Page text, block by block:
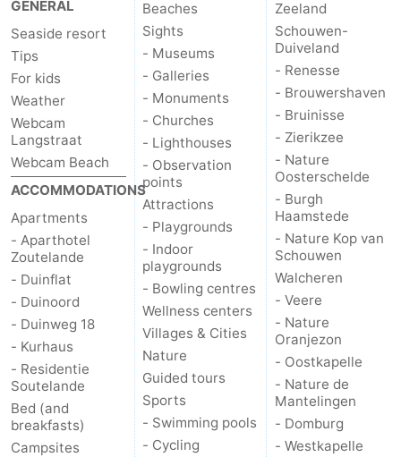
GENERAL
Seaside resort
Tips
For kids
Weather
Webcam
Langstraat
Webcam Beach
ACCOMMODATIONS
Apartments
- Aparthotel
Zoutelande
- Duinflat
- Duinoord
- Duinweg 18
- Kurhaus
- Residentie
Soutelande
Bed (and
breakfasts)
Campsites
Beaches
Sights
- Museums
- Galleries
- Monuments
- Churches
- Lighthouses
- Observation
points
Attractions
- Playgrounds
- Indoor
playgrounds
- Bowling centres
Wellness centers
Villages & Cities
Nature
Guided tours
Sports
- Swimming pools
- Cycling
Zeeland
Schouwen-
Duiveland
- Renesse
- Brouwershaven
- Bruinisse
- Zierikzee
- Nature
Oosterschelde
- Burgh
Haamstede
- Nature Kop van
Schouwen
Walcheren
- Veere
- Nature
Oranjezon
- Oostkapelle
- Nature de
Mantelingen
- Domburg
- Westkapelle